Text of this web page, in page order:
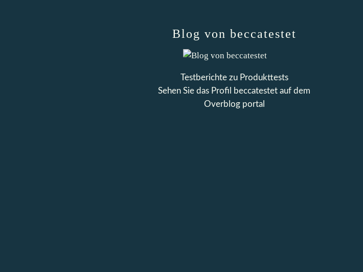
Blog von beccatestet
Testberichte zu Produkttests
Sehen Sie das Profil
beccatestet auf dem
Overblog portal